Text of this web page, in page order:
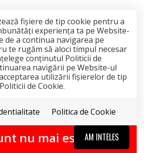
fişiere de tip cookie pentru a
experiența ta pe Website-
de a continua navigarea pe
te rugăm să aloci timpul necesar
conținutul Politicii de
navigării pe Website-ul
utilizării fişierelor de tip
de Cookie.
Politica de Cookie
AM INTELES
nu mai este activ !